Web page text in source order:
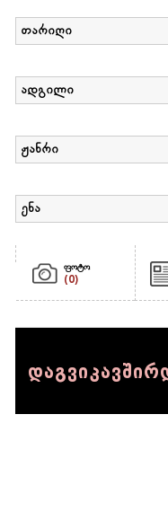
თარიღი
ადგილი
ჟანრი
ენა
ფოტო
(0)